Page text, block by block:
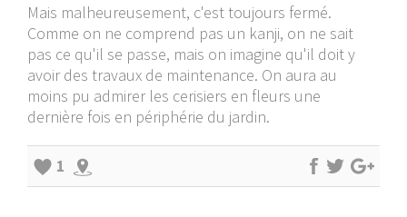
Mais malheureusement, c'est toujours fermé.
Comme on ne comprend pas un kanji, on ne sait
pas ce qu'il se passe, mais on imagine qu'il doit y
avoir des travaux de maintenance. On aura au
moins pu admirer les cerisiers en fleurs une
dernière fois en périphérie du jardin.
1